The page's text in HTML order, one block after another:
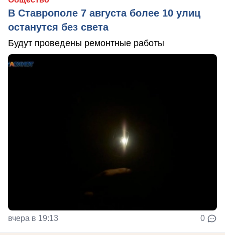
В Ставрополе 7 августа более 10 улиц
останутся без света
Будут проведены ремонтные работы
вчера в 19:13 0